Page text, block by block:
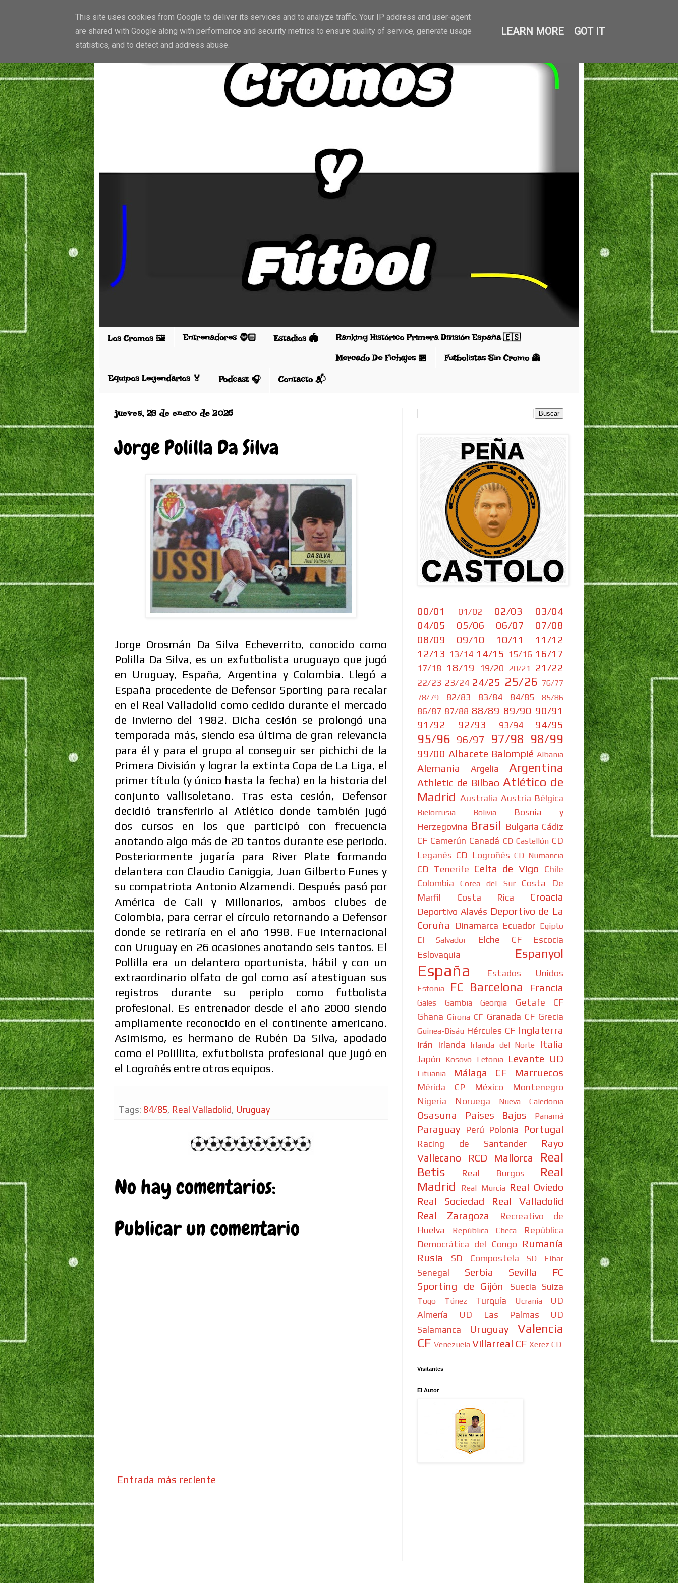
Los Cromos 🖼️ Entrenadores 🧔🏻 Estadios 🏟️ Ranking Histórico Primera División España 🇪🇸
Mercado De Fichajes 🏪 Futbolistas Sin Cromo 👻
Equipos Legendarios 🏅 Podcast 🎧 Contacto 📬
jueves, 23 de enero de 2025
Jorge Polilla Da Silva
Jorge Orosmán Da Silva Echeverrito, conocido como
Polilla Da Silva, es un exfutbolista uruguayo que jugó
en Uruguay, España, Argentina y Colombia. Llegó a
España procedente de Defensor Sporting para recalar
en el Real Valladolid como cedido durante el mercado
de invierno del 1982. Dicha cesión se prolongó una
temporada más, siendo esa última de gran relevancia
para él y para el grupo al conseguir ser pichichi de la
Primera División y lograr la extinta Copa de La Liga, el
primer título (y único hasta la fecha) en la historia del
conjunto vallisoletano. Tras esta cesión, Defensor
decidió transferirlo al Atlético donde también jugó
dos cursos en los que participó con frecuencia
anotando algo más de 20 tantos durante ese periodo.
Posteriormente jugaría para River Plate formando
delantera con Claudio Caniggia, Juan Gilberto Funes y
su compatriota Antonio Alzamendi. Después pasó por
América de Cali y Millonarios, ambos clubes de
Colombia, para cerrar el círculo retornando a Defensor
donde se retiraría en el año 1998. Fue internacional
con Uruguay en 26 ocasiones anotando seis tantos. El
Pollilla era un delantero oportunista, hábil y con un
extraordinario olfato de gol como así atestiguan sus
registros durante su periplo como futbolista
profesional. Es entrenador desde el año 2000 siendo
ampliamente reconocido en el continente americano.
Asimismo, es hermano de Rubén Da Silva, apodado
como el Polillita, exfutbolista profesional que jugó en
el Logroñés entre otros equipos.
Tags: 84/85, Real Valladolid, Uruguay
No hay comentarios:
Publicar un comentario
Entrada más reciente
00/01 01/02 02/03
03/04
04/05
05/06 06/07
07/08
08/09
09/10 10/11
11/12
12/13 13/14 14/15 15/16 16/17
17/18 18/19 19/20 20/21 21/22
22/23 23/24 24/25 25/26 76/77
78/79
82/83 83/84 84/85 85/86
86/87 87/88 88/89 89/90 90/91
91/92
92/93 93/94 94/95
95/96 96/97 97/98 98/99
99/00 Albacete Balompié Albania
Alemania Argelia Argentina
Athletic de Bilbao Atlético de
Madrid Australia Austria Bélgica
Bielorrusia Bolivia
Bosnia y
Herzegovina Brasil Bulgaria Cádiz
CF Camerún Canadá CD Castellón CD
Leganés CD Logroñés CD Numancia
CD Tenerife Celta de Vigo
Chile
Colombia
Corea del Sur
Costa De
Marfil
Costa Rica Croacia
Deportivo Alavés Deportivo de La
Coruña
Dinamarca Ecuador Egipto
El Salvador
Elche CF
Escocia
Eslovaquia
Espanyol
España Estados Unidos
Estonia FC Barcelona Francia
Gales Gambia Georgia
Getafe CF
Ghana Girona CF Granada CF Grecia
Guinea-Bisáu Hércules CF Inglaterra
Irán Irlanda Irlanda del Norte Italia
Japón Kosovo Letonia Levante UD
Lituania Málaga CF Marruecos
Mérida CP México
Montenegro
Nigeria
Noruega Nueva Caledonia
Osasuna Países Bajos Panamá
Paraguay Perú Polonia Portugal
Racing de Santander
Rayo
Vallecano
RCD Mallorca
Real
Betis
Real Burgos
Real
Madrid
Real Murcia Real Oviedo
Real Sociedad
Real Valladolid
Real Zaragoza
Recreativo de
Huelva
República Checa
República
Democrática del Congo
Rumanía
Rusia
SD Compostela SD Eíbar
Senegal Serbia
Sevilla FC
Sporting de Gijón
Suecia Suiza
Togo Túnez Turquía Ucrania
UD
Almería
UD Las Palmas
UD
Salamanca
Uruguay
Valencia
CF Venezuela Villarreal CF Xerez CD
Visitantes
El Autor
This site uses cookies from Google to deliver its services and to analyze traffic. Your IP address and user-agent
are shared with Google along with performance and security metrics to ensure quality of service, generate usage
statistics, and to detect and address abuse.
LEARN MORE GOT IT